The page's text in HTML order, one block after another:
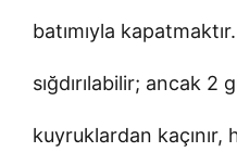
batımıyla
sığdırılabilir; ancak 2
kuyruklardan kaçınır,